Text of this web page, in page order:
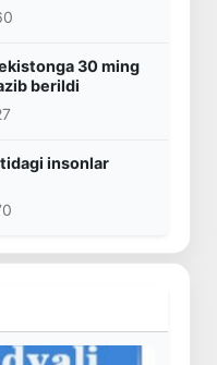
30 ming
berildi
insonlar